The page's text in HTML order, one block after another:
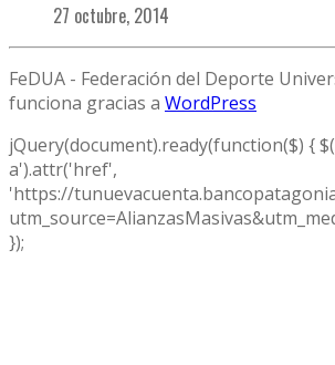
27 octubre, 2014
FeDUA - Federación del Deporte
funciona gracias a WordPress
jQuery(document).ready(function($) {
a').attr('href',
'https://
});